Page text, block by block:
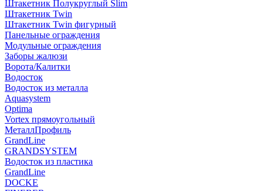
Штакетник Полукруглый Slim
Штакетник Twin
Штакетник Twin фигурный
Панельные ограждения
Модульные ограждения
Заборы жалюзи
Ворота/Калитки
Водосток
Водосток из металла
Aquasystem
Optima
Vortex прямоугольный
МеталлПрофиль
GrandLine
GRANDSYSTEM
Водосток из пластика
GrandLine
DOCKE